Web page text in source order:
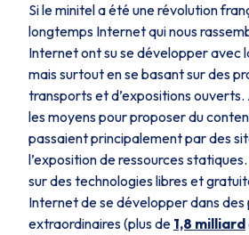
Si le minitel a été une révolution
longtemps Internet qui nous
Internet ont su se développer avec
mais surtout en se basant sur des
transports et d’expositions
les moyens pour proposer du
passaient principalement par des
l’exposition de ressources
sur des technologies libres et
Internet de se développer dans
extraordinaires (plus de 1,8 milliard